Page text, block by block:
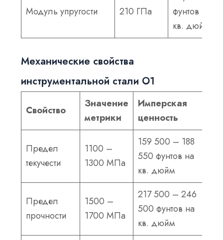
Модуль упругости 210 ГПа
фунтов на
кв. дюйм
Механические свойства
инструментальной стали О1
Свойство
Значение
метрики
Имперская
ценность
Предел
текучести
1100 –
1300 МПа
159 500 – 188
550 фунтов на
кв. дюйм
Предел
прочности
1500 –
1700 МПа
217 500 – 246
500 фунтов на
кв. дюйм